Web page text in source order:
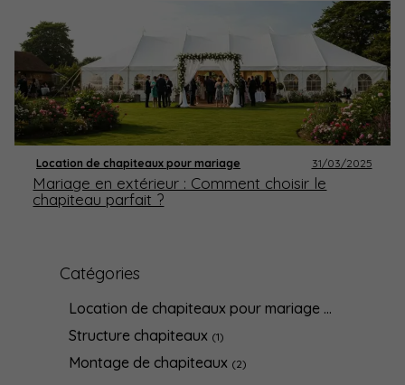
Catégories
Location de chapiteaux pour mariage
(6)
Structure chapiteaux (1)
Montage de chapiteaux (2)
Location de chapiteaux pour mariage 31/03/2025
Mariage en extérieur : Comment choisir le
chapiteau parfait ?